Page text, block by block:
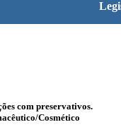
com preservativos.
Cosmético